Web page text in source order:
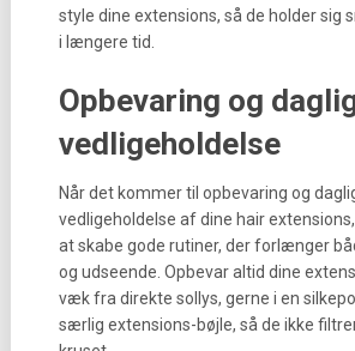
style dine extensions, så de holder sig
i længere tid.
Opbevaring og
vedligeholdelse
Når det kommer til opbevaring og
vedligeholdelse af dine hair
at skabe gode rutiner, der forlænger
og udseende. Opbevar altid dine
væk fra direkte sollys, gerne i en
særlig extensions-bøjle, så de ikke